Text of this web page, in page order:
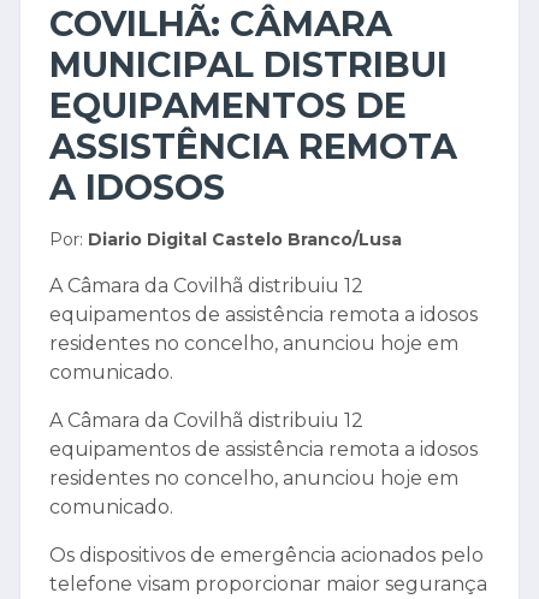
COVILHÃ: CÂMARA
MUNICIPAL DISTRIBUI
EQUIPAMENTOS DE
ASSISTÊNCIA REMOTA
A IDOSOS
Por: Diario Digital Castelo Branco/Lusa
A Câmara da Covilhã distribuiu 12
equipamentos de assistência remota a idosos
residentes no concelho, anunciou hoje em
comunicado.
A Câmara da Covilhã distribuiu 12
equipamentos de assistência remota a idosos
residentes no concelho, anunciou hoje em
comunicado.
Os dispositivos de emergência acionados pelo
telefone visam proporcionar maior segurança